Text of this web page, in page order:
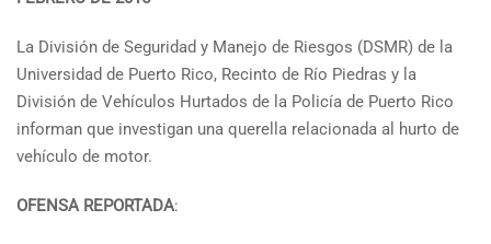
La División de Seguridad y Manejo de Riesgos (DSMR) de la
Universidad de Puerto Rico, Recinto de Río Piedras y la
División de Vehículos Hurtados de la Policía de Puerto Rico
informan que investigan una querella relacionada al hurto de
vehículo de motor.
OFENSA REPORTADA: